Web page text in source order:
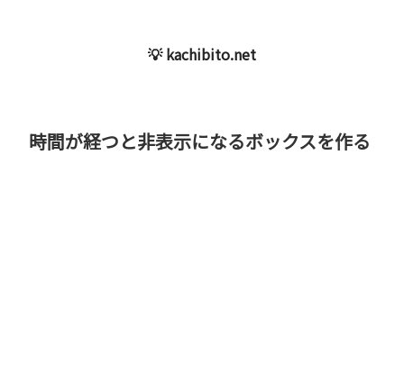
💡 kachibito.net
時間が経つと非表示になるボックスを作る